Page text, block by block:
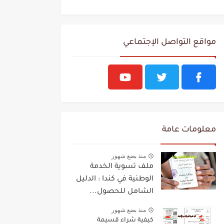
مواقع التواصل الإجتماعي
معلومات عامة
منذ بضع شهور
ملف تسوية الخدمة
الوطنية في كندا : الدليل
الشامل للحصول...
منذ بضع شهور
كيفية شراء قسيمة